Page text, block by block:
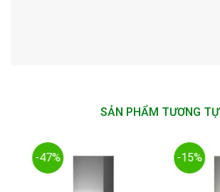
SẢN PHẨM TƯƠNG TỰ
-47% -15%